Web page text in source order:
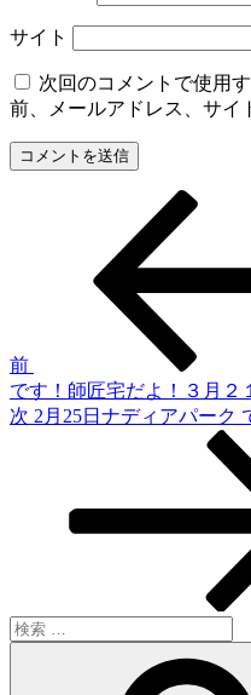
サイト
次回のコメントで使用
前、メールアドレス、サイ
ゲ
ー
前
です！師匠宅だよ！３月２
次
次 2月25日ナディアパーク
検
索: